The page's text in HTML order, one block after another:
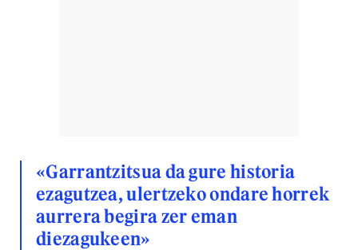
«Garrantzitsua da gure historia
ezagutzea, ulertzeko ondare horrek
aurrera begira zer eman
diezagukeen»